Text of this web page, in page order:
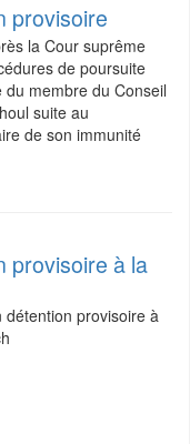
provisoire
la Cour suprême
de poursuite
du membre du Conseil
suite au
de son immunité
provisoire à la
provisoire à